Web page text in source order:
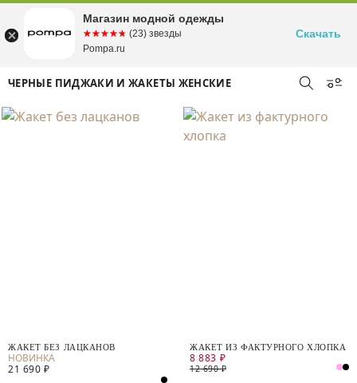
ЧЕРНЫЕ ПИДЖАКИ И ЖАКЕТЫ ЖЕНСКИЕ
ЖАКЕТ БЕЗ ЛАЦКАНОВ
21 690 ₽
ЖАКЕТ ИЗ ФАКТУРНОГО ХЛОПКА
8 883 ₽
12 690 ₽
Магазин модной одежды
☆☆☆☆☆
★★★★★ (23) звезды
Pompa.ru
Скачать